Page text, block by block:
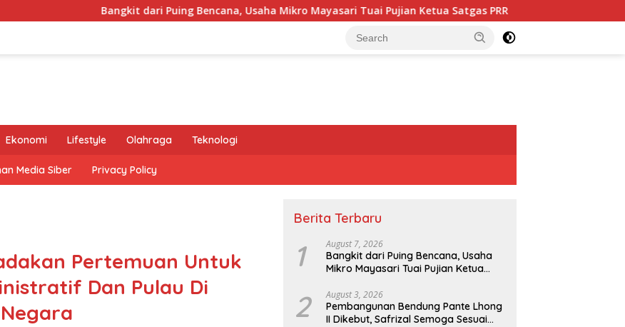
Bangkit dari Puing Bencana, Usaha Mikro Mayasari Tuai Pujian Ketua Satgas PRR Pembangunan Bendung
Ekonomi Lifestyle Olahraga Teknologi
Media Siber Privacy Policy
Pertemuan Untuk
Dan Pulau Di
Berita Terbaru
1 August 7, 2026
Bangkit dari Puing Bencana, Usaha
Mikro Mayasari Tuai Pujian Ketua
2 August 3, 2026
Pembangunan Bendung Pante Lhong
II Dikebut, Safrizal Semoga Sesuai